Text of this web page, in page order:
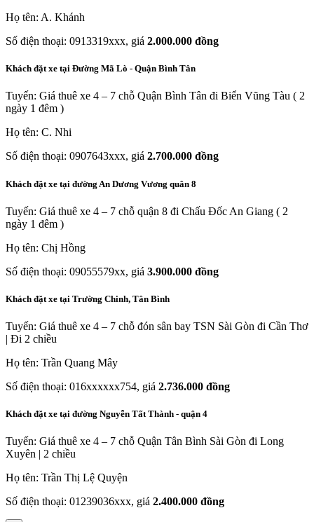
Họ tên: A. Khánh
Số điện thoại: 0913319xxx, giá 2.000.000 đồng
Khách đặt xe tại Đường Mã Lò - Quận Bình Tân
Tuyến: Giá thuê xe 4 – 7 chỗ Quận Bình Tân đi Biển Vũng Tàu ( 2
ngày 1 đêm )
Họ tên: C. Nhi
Số điện thoại: 0907643xxx, giá 2.700.000 đồng
Khách đặt xe tại đường An Dương Vương quân 8
Tuyến: Giá thuê xe 4 – 7 chỗ quận 8 đi Chấu Đốc An Giang ( 2
ngày 1 đêm )
Họ tên: Chị Hồng
Số điện thoại: 09055579xx, giá 3.900.000 đồng
Khách đặt xe tại Trường Chinh, Tân Bình
Tuyến: Giá thuê xe 4 – 7 chỗ đón sân bay TSN Sài Gòn đi Cần Thơ
| Đi 2 chiều
Họ tên: Trần Quang Mây
Số điện thoại: 016xxxxxx754, giá 2.736.000 đồng
Khách đặt xe tại đường Nguyễn Tất Thành - quận 4
Tuyến: Giá thuê xe 4 – 7 chỗ Quận Tân Bình Sài Gòn đi Long
Xuyên | 2 chiều
Họ tên: Trần Thị Lệ Quyện
Số điện thoại: 01239036xxx, giá 2.400.000 đồng